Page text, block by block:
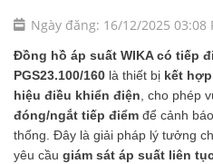
Ngày đăng: 16/12/2025 03:08
Đồng hồ áp suất WIKA có tiếp
PGS23.100/160 là thiết bị kết
hiệu điều khiển điện , cho phép
đóng/ngắt tiếp điểm để cảnh
thống. Đây là giải pháp lý tưởng
yêu cầu giám sát áp suất liên